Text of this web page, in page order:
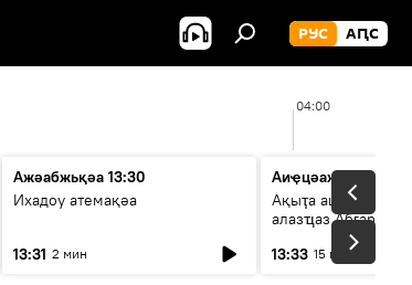
РУС АԤС
04:00
Ажәабжьқәа 13:30
Ихадоу атемақәа
13:31 2 мин
Аиҿцәажәара
Ақыҭа ацхрааразы
алазҵаз
адепутат
13:33 15 мин